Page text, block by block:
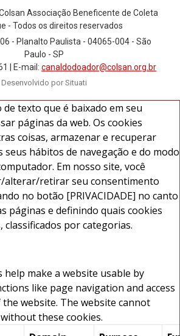
Associação Beneficente de Coleta
- Todos os direitos reservados
- Planalto Paulista - 04065-004 - São
Paulo - SP
| E-mail: canaldodoador@colsan.org.br
Desenvolvido por Situati
texto que é baixado em seu
páginas da web. Os cookies
coisas, armazenar e recuperar
hábitos de navegação e do modo
Em nosso site, você
alterar/retirar seu consentimento
no botão [PRIVACIDADE] no canto
páginas e definindo quais cookies
classificados por categorias.
help make a website usable by
like page navigation and access
website. The website cannot
these cookies.